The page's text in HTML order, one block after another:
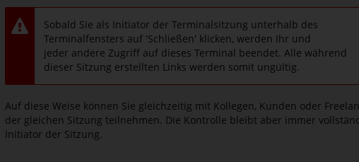
Sobald Sie als Initiator der Terminalsitzung unterhalb des
Terminalfensters auf 'Schließen' klicken, werden Ihr und
jeder andere Zugriff auf dieses Terminal beendet. Alle während
dieser Sitzung erstellten Links werden somit ungültig.
Auf diese Weise können Sie gleichzeitig mit Kollegen, Kunden oder
der gleichen Sitzung teilnehmen. Die Kontrolle bleibt aber immer
Initiator der Sitzung.